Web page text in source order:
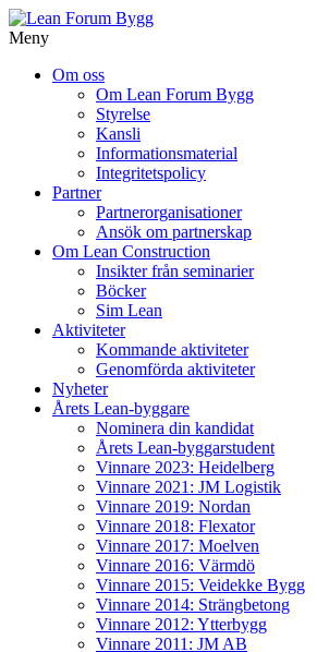
Meny
Om oss
Om Lean Forum Bygg
Styrelse
Kansli
Informationsmaterial
Integritetspolicy
Partner
Partnerorganisationer
Ansök om partnerskap
Om Lean Construction
Insikter från seminarier
Böcker
Sim Lean
Aktiviteter
Kommande aktiviteter
Genomförda aktiviteter
Nyheter
Årets Lean-byggare
Nominera din kandidat
Årets Lean-byggarstudent
Vinnare 2023: Heidelberg
Vinnare 2021: JM Logistik
Vinnare 2019: Nordan
Vinnare 2018: Flexator
Vinnare 2017: Moelven
Vinnare 2016: Värmdö
Vinnare 2015: Veidekke Bygg
Vinnare 2014: Strängbetong
Vinnare 2012: Ytterbygg
Vinnare 2011: JM AB